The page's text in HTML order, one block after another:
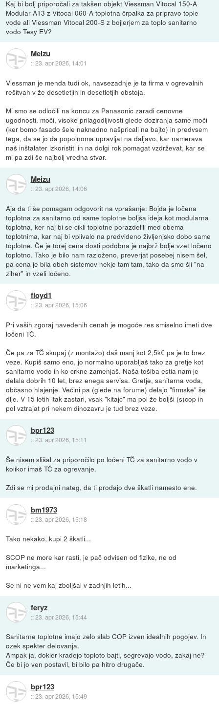
Kaj bi bolj priporočali za takšen objekt Viessman Vitocal 150-A
Modular A13 z Vitocal 060-A toplotna črpalka za pripravo tople
vode ali Viessman Vitocal 200-S z bojlerjem za toplo sanitarno
vodo Tesy EV?
Meizu
::23. apr 2026, 14:01
Viessman je menda tudi ok, navsezadnje je ta firma v ogrevalnih
rešitvah v že desetletjih in desetletjih obstoja.
Mi smo se odločili na koncu za Panasonic zaradi cenovne
ugodnosti, moči, visoke prilagodljivosti glede doziranja same moči
(ker bomo fasado šele naknadno našpricali na bajto) in predvsem
tega, da se jo da popolnoma upravljat na daljavo, kar namerava
naš inštalater izkoristiti in na dolgi rok pomagat vzdrževat, kar se
mi pa zdi še najbolj vredna stvar.
Meizu
::23. apr 2026, 14:06
Aja da ti še pomagam odgovorit na vprašanje: Bojda je ločena
toplotna za sanitarno od same toplotne boljša ideja kot modularna
toplotna, ker naj bi se cikli toplotne porazdelili med obema
toplotnima, kar naj bi vplivalo na predvideno življenjsko dobo same
toplotne. Če je torej cena dosti podobna je najbrž bolje vzet ločeno
toplotno. Tako je bilo nam razloženo, preverjat posebej nisem šel,
pa cena je bila obeh sistemov nekje tam tam, tako da smo šli "na
ziher" in vzeli ločeno.
floyd1
::23. apr 2026, 15:06
Pri vaših zgoraj navedenih cenah je mogoče res smiselno imeti dve
ločeni TČ.
Če pa za TČ skupaj (z montažo) daš manj kot 2,5k€ pa je to brez
veze. Kupiš samo eno, jo normalno uporabljaš tako za gretje kot
sanitarno vodo in ko crkne zamenjaš. Naša tošiba estia nam je
delala dobrih 10 let, brez enega servisa. Gretje, sanitarna voda,
občasno hlajenje. Večini pa (glede na forume) delajo "firmske" še
dlje. V 15 letih itak zastari, vsak "kitajc" ma pol že boljši (s)cop in
pol vztrajat pri nekem dinozavru je tud brez veze.
bpr123
::23. apr 2026, 15:11
Še nisem slišal za priporočilo po ločeni TČ za sanitarno vodo v
kolikor imaš TČ za ogrevanje.
Zdi se mi prodajni nateg, da ti prodajo dve škatli namesto ene.
bm1973
::23. apr 2026, 15:18
Tako nekako, kupi 2 škatli...
SCOP ne more kar rasti, je pač odvisen od fizike, ne od
marketinga...
Se ni ne vem kaj zboljšal v zadnjih letih...
feryz
::23. apr 2026, 15:44
Sanitarne toplotne imajo zelo slab COP izven idealnih pogojev. In
ozek spekter delovanja.
Ampak ja, dokler kradejo toploto bajti, segrevajo vodo, zakaj ne?
Če bi jo ven postavil, bi bilo pa hitro drugače.
bpr123
::23. apr 2026, 15:49